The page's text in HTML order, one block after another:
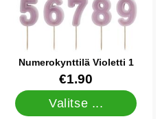
Numerokynttilä Violetti 1
Tuote.nro 87565
€1.90
Valitse ...